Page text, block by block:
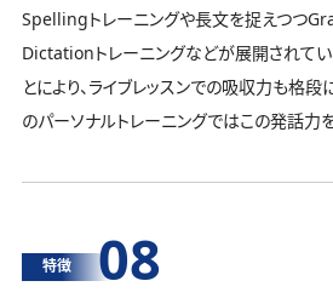
Spellingトレーニングや長文を捉えつつ
Dictationトレーニングなどが展開されてい
とにより、ライブレッスンでの吸収力も格段
のパーソナルトレーニングではこの発話力を
特徴 08